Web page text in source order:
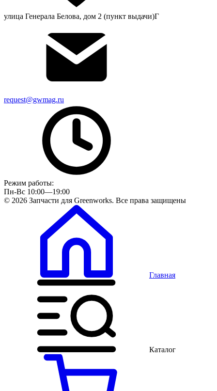
улица Генерала Белова, дом 2 (пункт выдачи)Г
request@gwmag.ru
Режим работы:
Пн-Вс 10:00—19:00
© 2026 Запчасти для Greenworks. Все права защищены
Главная
Каталог